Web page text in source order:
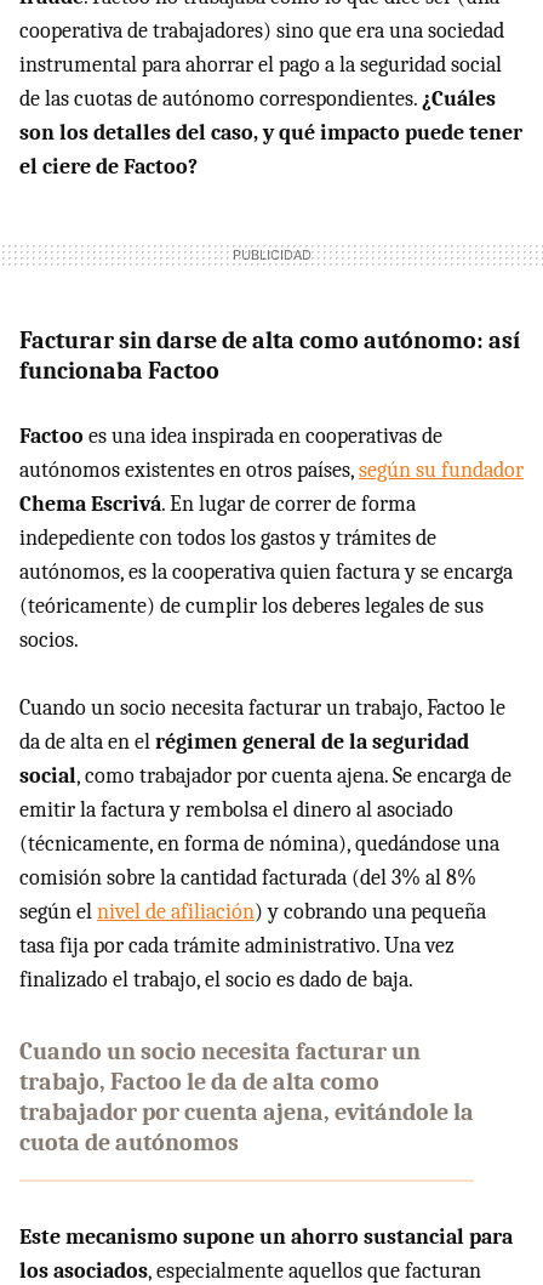
cooperativa de trabajadores) sino que era una sociedad
instrumental para ahorrar el pago a la seguridad social
de las cuotas de autónomo correspondientes. ¿Cuáles
son los detalles del caso, y qué impacto puede tener
el ciere de Factoo?
Facturar sin darse de alta como autónomo: así
funcionaba Factoo
Factoo es una idea inspirada en cooperativas de
autónomos existentes en otros países,según su fundador
Chema Escrivá. En lugar de correr de forma
indepediente con todos los gastos y trámites de
autónomos, es la cooperativa quien factura y se encarga
(teóricamente) de cumplir los deberes legales de sus
socios.
Cuando un socio necesita facturar un trabajo, Factoo le
da de alta en elrégimen general de la seguridad
social, como trabajador por cuenta ajena. Se encarga de
emitir la factura y rembolsa el dinero al asociado
(técnicamente, en forma de nómina), quedándose una
comisión sobre la cantidad facturada (del 3% al 8%
según elnivel de afiliación) y cobrando una pequeña
tasa fija por cada trámite administrativo. Una vez
finalizado el trabajo, el socio es dado de baja.
Cuando un socio necesita facturar un
trabajo, Factoo le da de alta como
trabajador por cuenta ajena, evitándole la
cuota de autónomos
Este mecanismo supone un ahorro sustancial para
los asociados, especialmente aquellos que facturan